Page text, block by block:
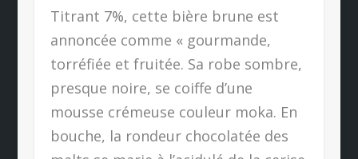
Titrant 7%, cette bière brune est
annoncée comme « gourmande,
torréfiée et fruitée. Sa robe sombre,
presque noire, se coiffe d’une
mousse crémeuse couleur moka. En
bouche, la rondeur chocolatée des